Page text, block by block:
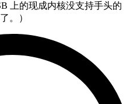
上的现成内核没支持手头的
。）